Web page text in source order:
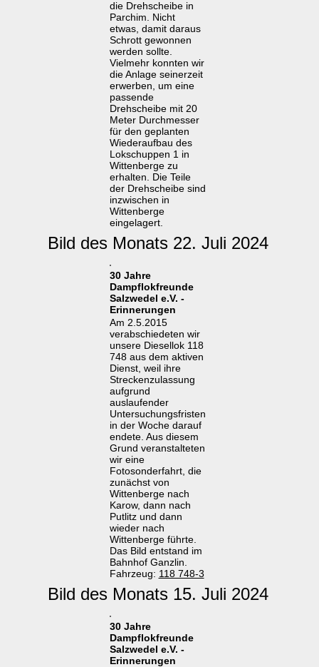
die Drehscheibe in
Parchim. Nicht
etwas, damit daraus
Schrott gewonnen
werden sollte.
Vielmehr konnten wir
die Anlage seinerzeit
erwerben, um eine
passende
Drehscheibe mit 20
Meter Durchmesser
für den geplanten
Wiederaufbau des
Lokschuppen 1 in
Wittenberge zu
erhalten. Die Teile
der Drehscheibe sind
inzwischen in
Wittenberge
eingelagert.
Bild des Monats 22. Juli 2024
30 Jahre
Dampflokfreunde
Salzwedel e.V. -
Erinnerungen
Am 2.5.2015
verabschiedeten wir
unsere Diesellok 118
748 aus dem aktiven
Dienst, weil ihre
Streckenzulassung
aufgrund
auslaufender
Untersuchungsfristen
in der Woche darauf
endete. Aus diesem
Grund veranstalteten
wir eine
Fotosonderfahrt, die
zunächst von
Wittenberge nach
Karow, dann nach
Putlitz und dann
wieder nach
Wittenberge führte.
Das Bild entstand im
Bahnhof Ganzlin.
Fahrzeug: 118 748-3
Bild des Monats 15. Juli 2024
30 Jahre
Dampflokfreunde
Salzwedel e.V. -
Erinnerungen